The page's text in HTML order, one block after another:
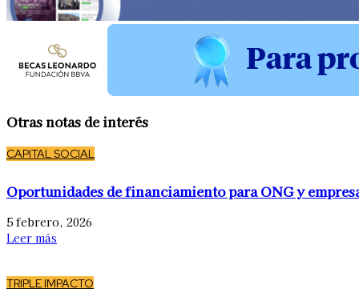
Otras notas de interés
CAPITAL SOCIAL
Oportunidades de financiamiento para ONG y
5 febrero, 2026
Leer más
TRIPLE IMPACTO